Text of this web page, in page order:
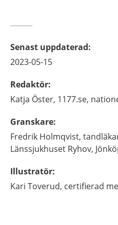
Senast uppdaterad:
2023-05-15
Redaktör:
Katja Öster, 1177.se,
Granskare:
Fredrik Holmqvist,
Länssjukhuset Ryhov,
Illustratör:
Kari Toverud, certifierad